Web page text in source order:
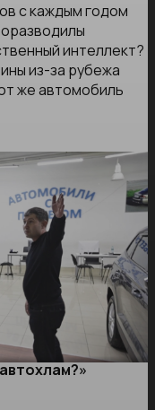
с каждым годом
интеллект?
из-за рубежа
же автомобиль